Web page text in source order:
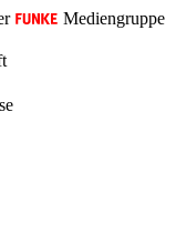
Mediengruppe